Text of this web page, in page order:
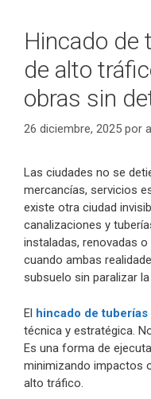
Hincado de
de alto
obras sin
26 diciembre, 2025 por
Las ciudades no se
mercancías, servicios
existe otra ciudad
canalizaciones y
instaladas, renovadas
cuando ambas
subsuelo sin paralizar
El hincado de tuberías
técnica y estratégica.
Es una forma de
minimizando impactos
alto tráfico.